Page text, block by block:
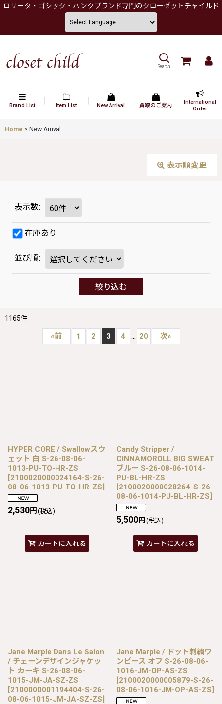
ロリータ・ゴシック・パンクブランド専門のクローゼットチャイルド
Search
Brand List Item List New Arrival 買取のご案内
International
Order
Home > New Arrival
表示順変更
表示数:
在庫あり
並び順:
絞り込む
1165件
«前 1 2 3 4 ... 20 次»
HYPER CORE / Swallowスウ
ェット 白 S-26-08-06-
1013-PU-TO-HR-ZS
[2100020000024164-S-26-
08-06-1013-PU-TO-HR-ZS]
2,530円 (税込)
カートに入れる
Candy Stripper /
CINNAMOROLL BIG SWEAT
ブルー S-26-08-06-1014-
PU-BL-HR-ZS
[2100020000028264-S-26-
08-06-1014-PU-BL-HR-ZS]
5,500円 (税込)
カートに入れる
Jane Marple Dans Le Salon
/ チェーンデザインジャケッ
ト カーキ S-26-08-06-
1015-JM-JA-SZ-ZS
[2100000001194404-S-26-
08-06-1015-JM-JA-SZ-ZS]
Jane Marple / ドット刺繍ワ
ンピース オフ S-26-08-06-
1016-JM-OP-AS-ZS
[2100020000005879-S-26-
08-06-1016-JM-OP-AS-ZS]